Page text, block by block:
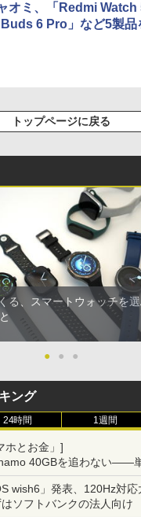
オミ、「Redmi Watch
6 Pro」など5製品
トップページに戻る
る、スマートウォッチを
● ● ●
ング
24時間 1週間
ホとお金」]
40GBを追わない――
定の注意点
wish6」発表、120Hz対
ソフトバンクの法人向け